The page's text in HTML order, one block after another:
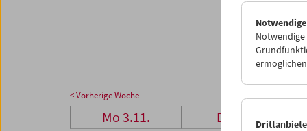
01
< Vorherige Woche
Mo 3.11. Di 4.11.
Notwendige